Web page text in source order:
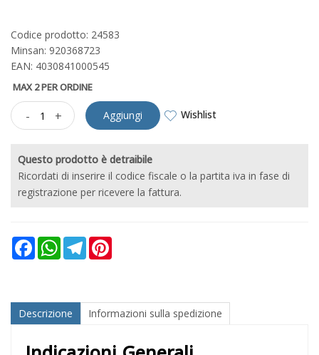
Codice prodotto: 24583
Minsan: 920368723
EAN: 4030841000545
MAX 2 PER ORDINE
- + Aggiungi Wishlist
Questo prodotto è detraibile
Ricordati di inserire il codice fiscale o la partita iva in fase di
registrazione per ricevere la fattura.
FacebookWhatsAppTelegram
Descrizione Informazioni sulla spedizione